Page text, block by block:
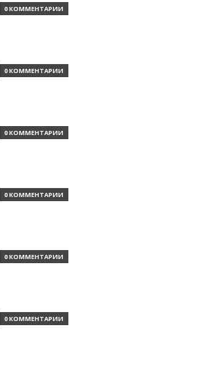
0 КОММЕНТАРИИ
0 КОММЕНТАРИИ
0 КОММЕНТАРИИ
0 КОММЕНТАРИИ
0 КОММЕНТАРИИ
0 КОММЕНТАРИИ